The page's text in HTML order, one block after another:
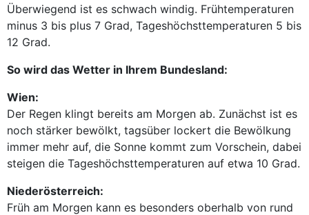
Überwiegend ist es schwach windig. Frühtemperaturen
minus 3 bis plus 7 Grad, Tageshöchsttemperaturen 5 bis
12 Grad.
So wird das Wetter in Ihrem Bundesland:
Wien:
Der Regen klingt bereits am Morgen ab. Zunächst ist es
noch stärker bewölkt, tagsüber lockert die Bewölkung
immer mehr auf, die Sonne kommt zum Vorschein, dabei
steigen die Tageshöchsttemperaturen auf etwa 10 Grad.
Niederösterreich:
Früh am Morgen kann es besonders oberhalb von rund